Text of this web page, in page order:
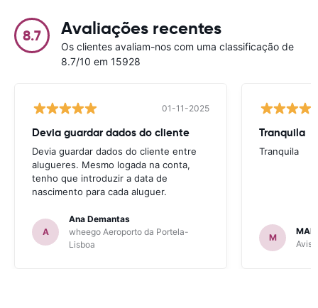
8.7 Avaliações recentes
Os clientes avaliam-nos com uma classificação de
8.7/10 em 15928
01-11-2025
Devia guardar dados do cliente
Devia guardar dados do cliente entre
alugueres. Mesmo logada na conta,
tenho que introduzir a data de
nascimento para cada aluguer.
A
Ana Demantas
wheego Aeroporto da Portela-
Lisboa
Tranquila
Tranquila
M
Avis